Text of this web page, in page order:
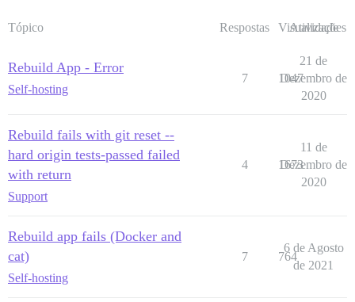
Tópico Respostas Visualizações
Atividade
Rebuild App - Error
Self-hosting
7 1047
21 de
Dezembro de
2020
Rebuild fails with git reset --
hard origin tests-passed failed
with return
Support
4 1673
11 de
Dezembro de
2020
Rebuild app fails (Docker and
cat)
Self-hosting
7 764
6 de Agosto
de 2021